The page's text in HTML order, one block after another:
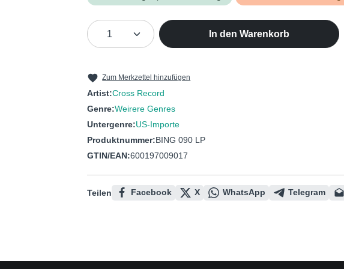
Produkt Anzahl: Gib den gewünschten
In den Warenkorb
Zum Merkzettel hinzufügen
Artist:Cross Record
Genre:Weirere Genres
Untergenre:US-Importe
Produktnummer:BING 090 LP
GTIN/EAN:600197009017
Teilen Facebook X WhatsApp Telegram